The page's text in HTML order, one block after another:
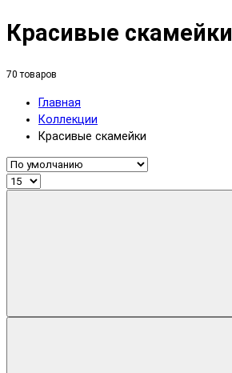
Красивые скамейки
70 товаров
Главная
Коллекции
Красивые скамейки